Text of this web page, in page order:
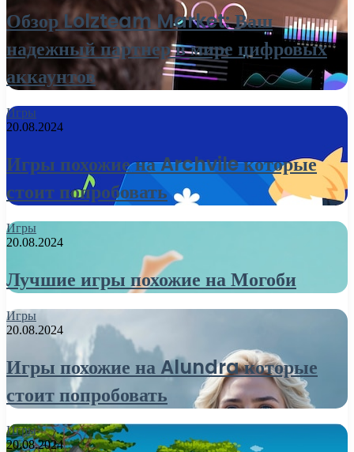
Обзор Lolzteam Market: Ваш
надежный партнер в мире цифровых
аккаунтов
Игры
20.08.2024
Игры похожие на Archvile которые
стоит попробовать
Игры
20.08.2024
Лучшие игры похожие на Могоби
Игры
20.08.2024
Игры похожие на Alundra которые
стоит попробовать
Игры
20.08.2024